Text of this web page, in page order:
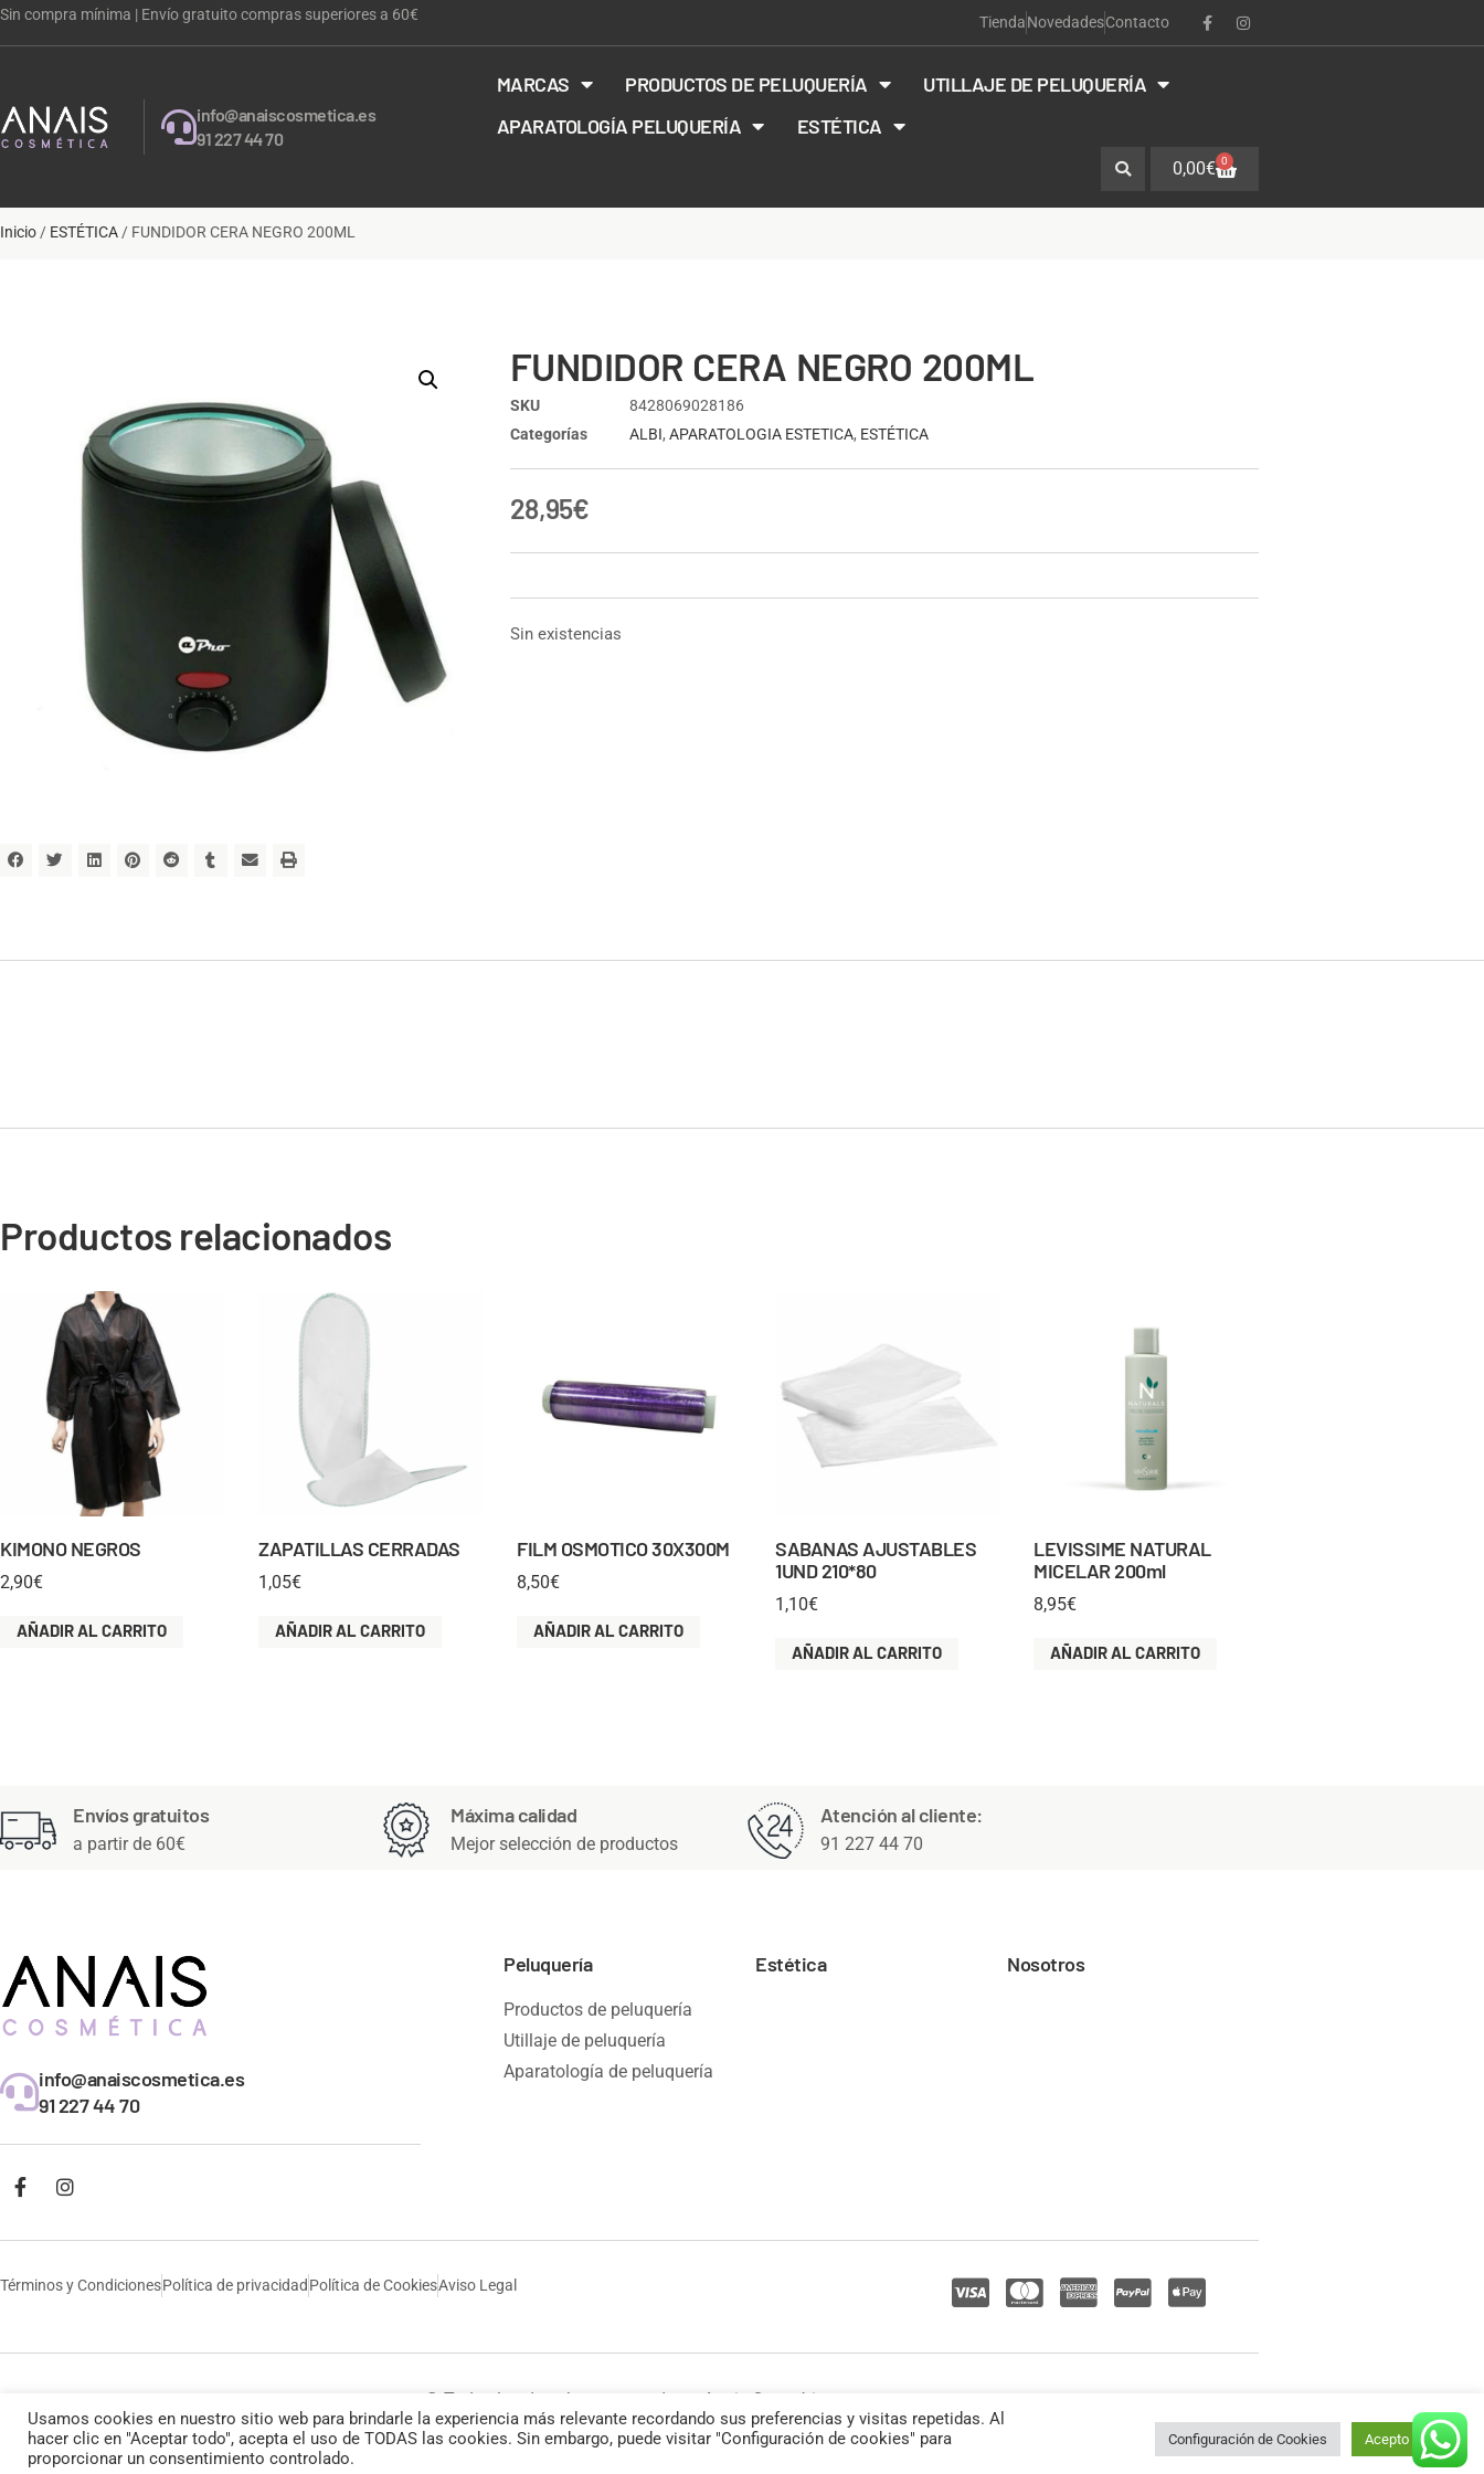
Sin compra mínima | Envío gratuito compras superiores a 60€ TiendaNovedadesContacto
info@anaiscosmetica.es
91 227 44 70
MARCAS PRODUCTOS DE PELUQUERÍA
UTILLAJE DE PELUQUERÍA
APARATOLOGÍA PELUQUERÍA
ESTÉTICA
0,00€ 0
Inicio/ ESTÉTICA/ FUNDIDOR CERA NEGRO 200ML
FUNDIDOR CERA NEGRO 200ML
SKU
8428069028186
Categorías
ALBI, APARATOLOGIA ESTETICA, ESTÉTICA
28,95€
Sin existencias
Productos relacionados
KIMONO NEGROS
2,90€
AÑADIR AL CARRITO
ZAPATILLAS CERRADAS
1,05€
AÑADIR AL CARRITO
FILM OSMOTICO 30X300M
8,50€
AÑADIR AL CARRITO
SABANAS AJUSTABLES
1UND 210*80
1,10€
AÑADIR AL CARRITO
LEVISSIME NATURAL
MICELAR 200ml
8,95€
AÑADIR AL CARRITO
Envíos gratuitos
a partir de 60€
Máxima calidad
Mejor selección de productos
Atención al cliente:
91 227 44 70
info@anaiscosmetica.es
91 227 44 70
Peluquería
Productos de peluquería
Utillaje de peluquería
Aparatología de peluquería
Estética Nosotros
Términos y CondicionesPolítica de privacidad Política de CookiesAviso Legal
© Todos los derechos reservados a Anais Cosmética
Usamos cookies en nuestro sitio web para brindarle la experiencia más relevante recordando sus preferencias y visitas repetidas. Al
hacer clic en "Aceptar todo", acepta el uso de TODAS las cookies. Sin embargo, puede visitar "Configuración de cookies" para
proporcionar un consentimiento controlado.
Configuración de Cookies Acepto Todo